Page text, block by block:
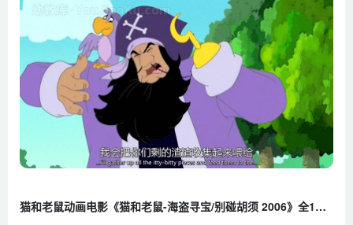
猫和老鼠动画电影《猫和老鼠-海盗寻宝/别碰胡须 2006》全1集 国语中字版 高清/MP4/188M 百度云网盘下载